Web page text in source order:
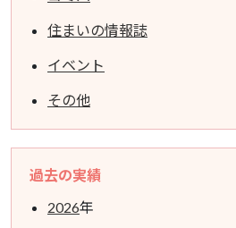
住まいの情報誌
イベント
その他
過去の実績
2026年